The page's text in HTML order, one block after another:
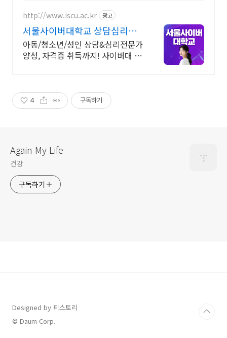
http://www.iscu.ac.kr 광고
서울사이버대학교 상담심리학
과 2026 가을학기 신편입생
아동/청소년/성인 상담&심리전문가
양성, 자격증 취득까지! 사이버대 신
4 구독하기
Again My Life
건강
구독하기
Designed by 티스토리
© Daum Corp.